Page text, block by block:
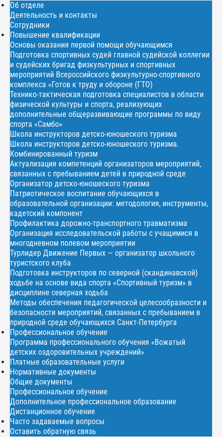
Об отделе
Деятельность и контакты
Сотрудники
Повышение квалификации
Основы оказания первой помощи обучающимся
Подготовка спортивных судей главной судейской коллегии
и судейских бригад физкультурных и спортивных
мероприятий Всероссийского физкультурно-спортивного
комплекса «Готов к труду и обороне (ГТО)
Технико-тактическая подготовка специалистов в области
физической культуры и спорта, реализующих
дополнительные общеразвивающие программы по виду
спорта «Самбо»
Школа инструкторов детско-юношеского туризма
Школа инструкторов детско-юношеского туризма.
Комбинированный туризм
Актуализация компетенций организаторов мероприятий,
связанных с пребыванием детей в природной среде
Организатор детско-юношеского туризма
Патриотическое воспитание обучающихся в
образовательной организации: методология, инструменты,
кадетский компонент
Профилактика дорожно-транспортного травматизма
Организация исследовательской работы с учащимися в
многодневном полевом мероприятии
Турлидер Движение Первых — организатор школьного
туристского клуба
Подготовка инструкторов по северной (скандинавской)
ходьбе на основе вида спорта «Спортивный туризм» в
дисциплине северная ходьба
Методы обеспечения педагогической целесообразности и
безопасности мероприятий, связанных с пребыванием в
природной среде обучающихся Санкт-Петербурга
Профессиональное обучение
Программа профессионального обучения «Вожатый
детских оздоровительных учреждений»
Платные образовательные услуги
Нормативные документы
Общие документы
Профессиональное обучение
Дополнительное профессиональное образование
Дистанционное обучение
Часто задаваемые вопросы
Оставить обратную связь